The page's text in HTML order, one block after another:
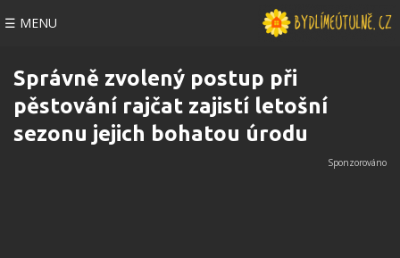
☰ MENU
Správně zvolený postup při
pěstování rajčat zajistí letošní
sezonu jejich bohatou úrodu